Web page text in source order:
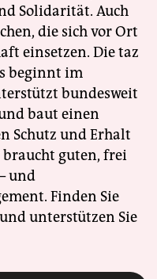
Solidarität. Auch
die sich vor Ort
einsetzen. Die taz
beginnt im
bundesweit
baut einen
Schutz und Erhalt
braucht guten, frei
und
Finden Sie
unterstützen Sie